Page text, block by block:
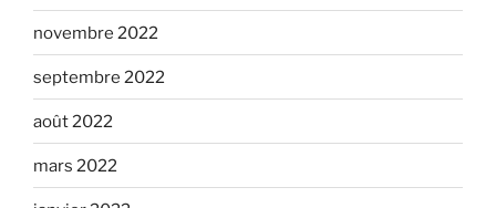
novembre 2022
septembre 2022
août 2022
mars 2022